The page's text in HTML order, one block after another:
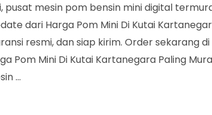
Mini
Di
Kutai
Kartanegara
mesin pom bensin mini digital
dari Harga Pom Mini Di Kutai
resmi, dan siap kirim. Order sekarang di
Pom Mini Di Kutai Kartanegara Paling
…